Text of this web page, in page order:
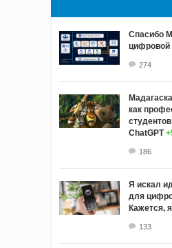
Спасибо
274
как
ChatGPT
186
Я искал
для
Кажется,
133